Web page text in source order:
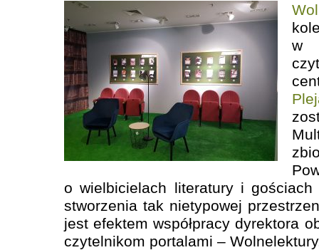
w
o wielbicielach literatury i gościach
stworzenia tak nietypowej
jest efektem współpracy dyrektora
czytelnikom portalami –